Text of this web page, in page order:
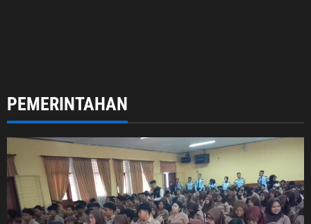
PEMERINTAHAN